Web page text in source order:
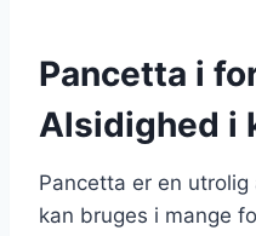
Pancetta i
Alsidighed i
Pancetta er en
kan bruges i mange